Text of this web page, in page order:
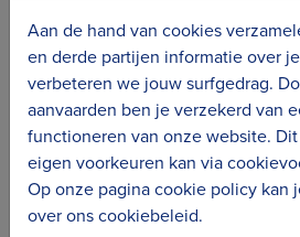
Erfgoedcel
Aan de hand van cookies
en derde partijen informatie over
verbeteren we jouw surfgedrag.
aanvaarden ben je verzekerd van
functioneren van onze website.
eigen voorkeuren kan via
Op onze pagina cookie policy kan
over ons cookiebeleid.